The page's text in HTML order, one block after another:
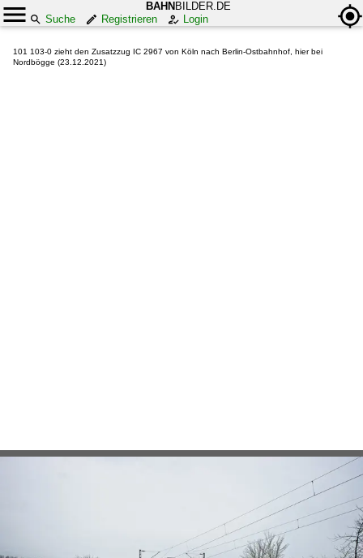
BAHN BILDER.DE
Suche
Registrieren Login
101 103-0 zieht den Zusatzzug IC 2967 von Köln nach Berlin-Ostbahnhof, hier bei
Nordbögge (23.12.2021)